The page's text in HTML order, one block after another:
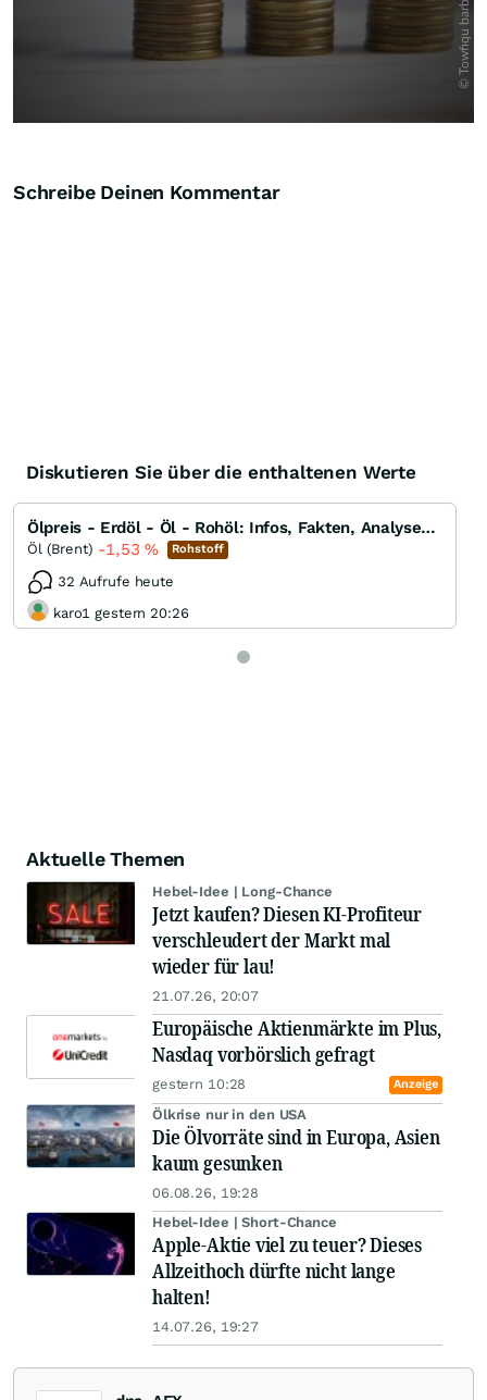
Schreibe Deinen Kommentar
Diskutieren Sie über die enthaltenen Werte
Ölpreis - Erdöl - Öl - Rohöl: Infos, Fakten, Analysen, Charts und Ausblick
Öl (Brent) -1,53 % Rohstoff
32 Aufrufe heute
karo1 gestern 20:26
Aktuelle Themen
Hebel-Idee | Long-Chance
Jetzt kaufen? Diesen KI-Profiteur
verschleudert der Markt mal
wieder für lau!
21.07.26, 20:07
Europäische Aktienmärkte im Plus,
Nasdaq vorbörslich gefragt
gestern 10:28 Anzeige
Ölkrise nur in den USA
Die Ölvorräte sind in Europa, Asien
kaum gesunken
06.08.26, 19:28
Hebel-Idee | Short-Chance
Apple-Aktie viel zu teuer? Dieses
Allzeithoch dürfte nicht lange
halten!
14.07.26, 19:27